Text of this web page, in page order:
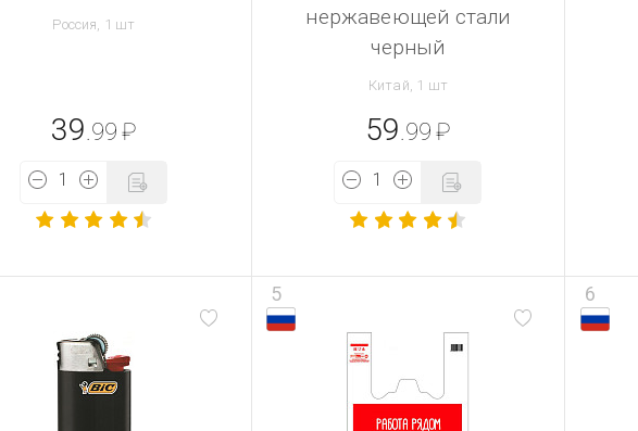
Россия, 1 шт
39 .99 ₽
нержавеющей стали
черный
Китай, 1 шт
59 .99 ₽
5 6